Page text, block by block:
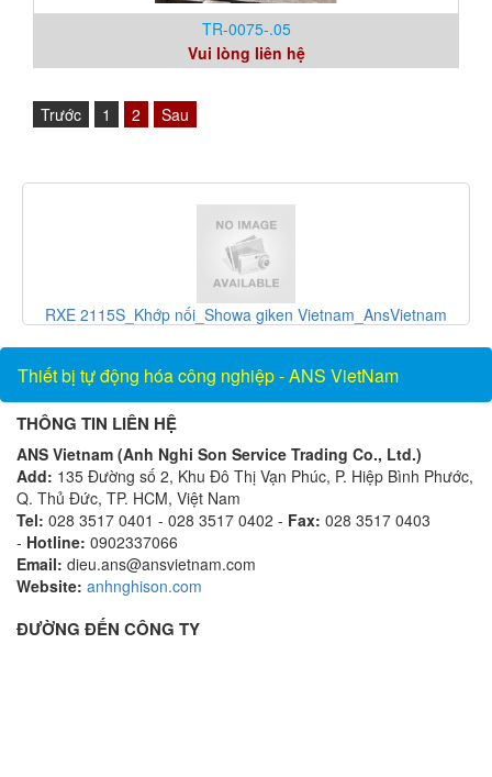
TR-0075-.05
Vui lòng liên hệ
Trước 1 2 Sau
Vietnam_AnsVietnam
F-1100-10-E5-1221_Thiết bị
Thiết bị tự động hóa công nghiệp - ANS VietNam
THÔNG TIN LIÊN HỆ
ANS Vietnam (Anh Nghi Son Service Trading Co., Ltd.)
Add: 135 Đường số 2, Khu Đô Thị Vạn Phúc, P. Hiệp Bình Phước,
Q. Thủ Đức, TP. HCM, Việt Nam
Tel: 028 3517 0401 - 028 3517 0402 - Fax: 028 3517 0403
- Hotline: 0902337066
Email: dieu.ans@ansvietnam.com
Website: anhnghison.com
ĐƯỜNG ĐẾN CÔNG TY